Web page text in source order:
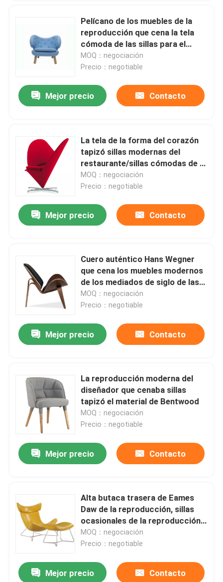
Pelícano de los muebles de la
reproducción que cena la tela
cómoda de las sillas para el
restaurante
MOQ：negociación
Precio：negotiable
Mejor precio Contacto
La tela de la forma del corazón
tapizó sillas modernas del
restaurante/sillas cómodas de la
sala de estar
MOQ：negociación
Precio：negotiable
Mejor precio Contacto
Cuero auténtico Hans Wegner
que cena los muebles modernos
de los mediados de siglo de las
sillas
MOQ：negociación
Precio：negotiable
Mejor precio Contacto
La reproducción moderna del
diseñador que cenaba sillas
tapizó el material de Bentwood
MOQ：negociación
Precio：negotiable
Mejor precio Contacto
Alta butaca trasera de Eames
Daw de la reproducción, sillas
ocasionales de la reproducción
de cuero
MOQ：negociación
Precio：negotiable
Mejor precio Contacto